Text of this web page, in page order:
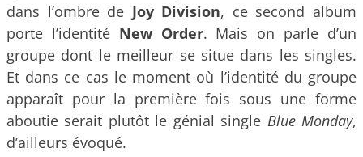
dans l’ombre de Joy Division, ce second album
porte l’identité New Order. Mais on parle d’un
groupe dont le meilleur se situe dans les singles.
Et dans ce cas le moment où l’identité du groupe
apparaît pour la première fois sous une forme
aboutie serait plutôt le génial single Blue Monday,
d’ailleurs évoqué.